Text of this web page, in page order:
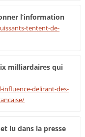
l’information
tentent-de-
milliardaires qui
delirant-des-
lu dans la presse